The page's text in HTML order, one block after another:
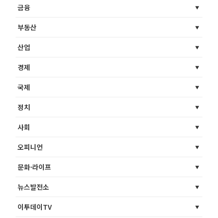
금융
부동산
산업
경제
국제
정치
사회
오피니언
문화·라이프
뉴스발전소
이투데이TV